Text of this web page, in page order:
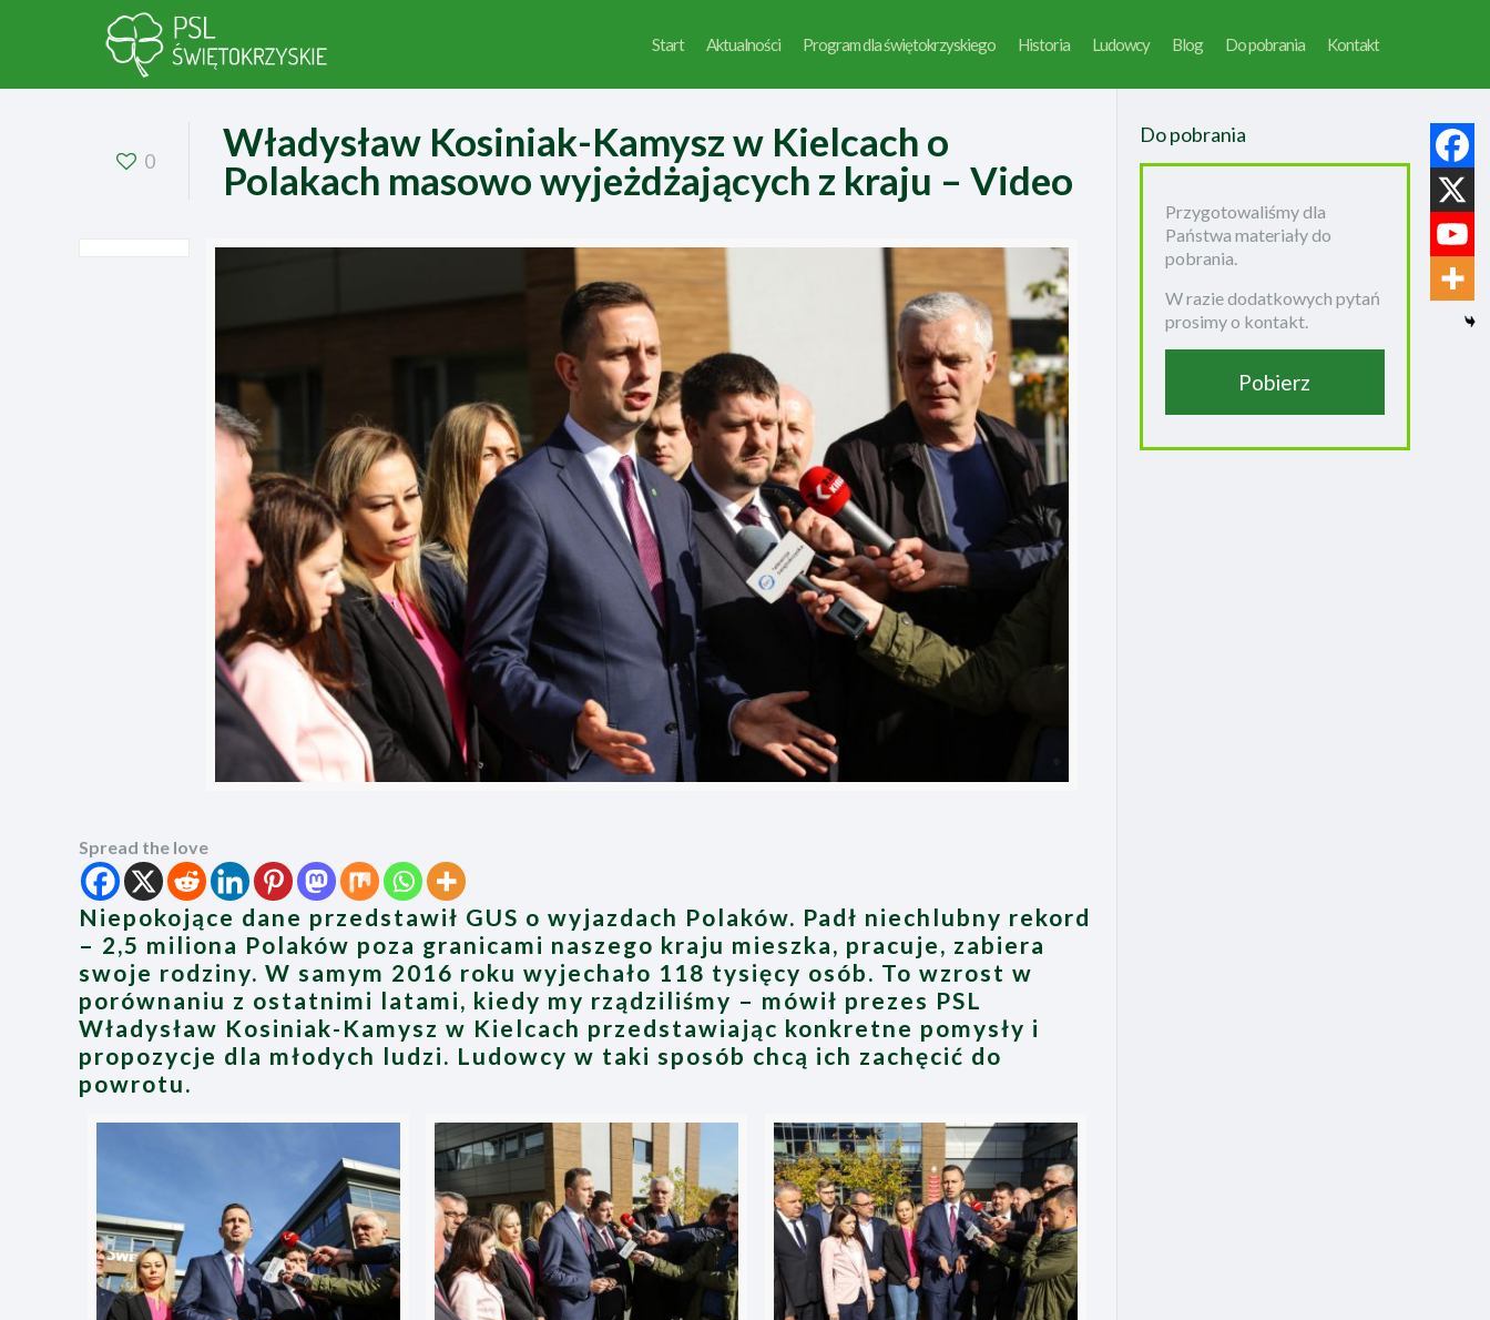
Start Aktualności Program dla świętokrzyskiego Historia Ludowcy Blog Do pobrania Kontakt
0
Władysław Kosiniak-Kamysz w Kielcach o
Polakach masowo wyjeżdżających z kraju – Video
Spread the love
Niepokojące dane przedstawił GUS o wyjazdach Polaków. Padł niechlubny rekord
– 2,5 miliona Polaków poza granicami naszego kraju mieszka, pracuje, zabiera
swoje rodziny. W samym 2016 roku wyjechało 118 tysięcy osób. To wzrost w
porównaniu z ostatnimi latami, kiedy my rządziliśmy – mówił prezes PSL
Władysław Kosiniak-Kamysz w Kielcach przedstawiając konkretne pomysły i
propozycje dla młodych ludzi. Ludowcy w taki sposób chcą ich zachęcić do
powrotu.
Do pobrania
Przygotowaliśmy dla
Państwa materiały do
pobrania.
W razie dodatkowych pytań
prosimy o kontakt.
Pobierz